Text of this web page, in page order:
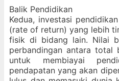
Balik Pendidikan
Kedua, investasi
(rate of return) yang lebih
fisik di bidang lain. Nilai
perbandingan antara total
untuk membiayai
pendapatan yang akan